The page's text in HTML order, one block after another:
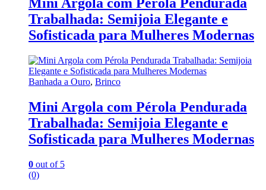
Trabalhada: Semijoia Elegante e
Sofisticada para Mulheres Modernas
Banhada a Ouro, Brinco
Mini Argola com Pérola Pendurada
Trabalhada: Semijoia Elegante e
Sofisticada para Mulheres Modernas
0 out of 5
(0)